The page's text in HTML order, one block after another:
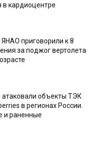
в кардиоцентре
приговорили к 8
за поджог вертолета
атаковали объекты ТЭК
в регионах России.
и раненные